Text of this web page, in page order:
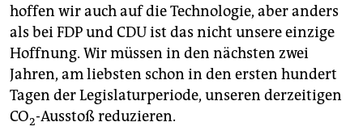
hoffen wir auch auf die Technologie, aber anders
als bei FDP und CDU ist das nicht unsere einzige
Hoffnung. Wir müssen in den nächsten zwei
Jahren, am liebsten schon in den ersten hundert
Tagen der Legislaturperiode, unseren derzeitigen
CO2-Ausstoß reduzieren.